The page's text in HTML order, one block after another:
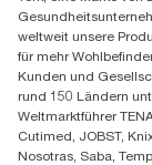
Parkstraße
6214
Mo-Do
GLN:
weltweit unsere
für mehr
Kunden und
rund 150 Ländern
Weltmarktführer
Cutimed, JOBST,
Nosotras, Saba,